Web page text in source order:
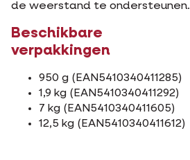
de weerstand te ondersteunen.
Beschikbare
verpakkingen
950 g (EAN5410340411285)
1,9 kg (EAN5410340411292)
7 kg (EAN5410340411605)
12,5 kg (EAN5410340411612)